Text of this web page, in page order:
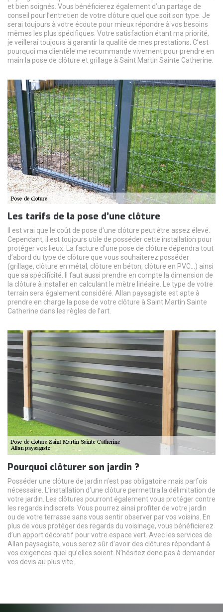
et bien soignés. Vous bénéficierez également d’un partage de
conseil pour l’entretien de votre clôture quel que soit son type. Je
serai toujours à votre écoute pour mieux répondre à vos besoins
mêmes les plus spécifiques. Votre satisfaction étant ma priorité,
je veillerai toujours à garantir la qualité de mes prestations. C’est
pourquoi ma clientèle me recommande vivement pour prendre en
main la pose de clôture et grillage à Saint Martin Sainte Catherine.
Les tarifs de la pose d’une clôture
Il est vrai que le coût de pose d’une clôture peut être assez élevé.
Cependant, il est toujours utile de posséder cette installation pour
protéger vos lieux. La facture d’une pose de clôture dépendra tout
d’abord du type de clôture que vous souhaiterez posséder
(grillage, clôture en métal, clôture en béton, clôture en PVC…) ainsi
que sa spécificité. Il faut aussi prendre en compte la dimension de
la clôture à installer en calculant le mètre linéaire. Le type de votre
terrain sera également considéré. Allan paysagiste est apte à
prendre en charge la pose de votre clôture à Saint Martin Sainte
Catherine dans les règles de l’art.
Pourquoi clôturer son jardin ?
Posséder une clôture de jardin n’est pas obligatoire mais parfois
nécessaire. L’installation d’une clôture permettra la délimitation de
votre jardin. Les clôtures pourront également vous protéger contre
les regards indiscrets. Vous pourrez ainsi profiter de votre jardin
ou de votre terrasse sans vous sentir observer par vos voisins. En
plus de vous protéger des regards du voisinage, vous bénéficierez
d’un apport décoratif pour votre espace vert. Avec les services de
Allan paysagiste, vous serez sûr d’avoir des clôtures répondant à
vos exigences quel qu’elles soient. N’hésitez donc pas à demander
vos devis au plus vite.